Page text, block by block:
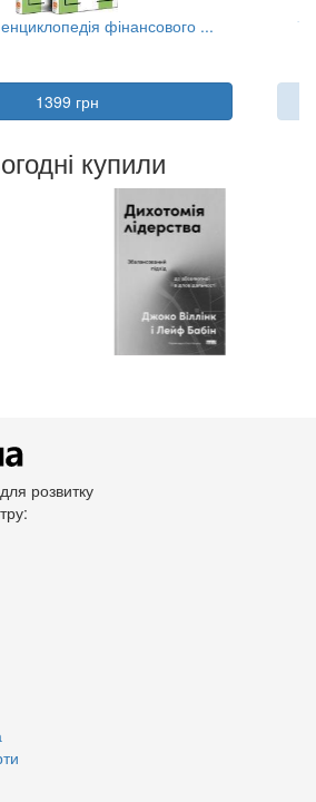
фінансового ...
1399 грн
купили
розвитку